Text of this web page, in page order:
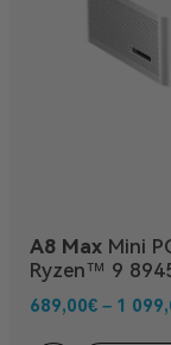
A8 Max Mini
Ryzen™ 9
689,00€ – 1